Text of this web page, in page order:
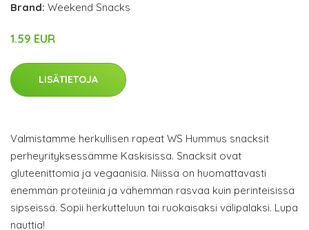
Brand: Weekend Snacks
1.59 EUR
LISÄTIETOJA
Valmistamme herkullisen rapeat WS Hummus snacksit
perheyrityksessämme Kaskisissa. Snacksit ovat
gluteenittomia ja vegaanisia. Niissä on huomattavasti
enemmän proteiinia ja vähemmän rasvaa kuin perinteisissä
sipseissä. Sopii herkutteluun tai ruokaisaksi välipalaksi. Lupa
nauttia!